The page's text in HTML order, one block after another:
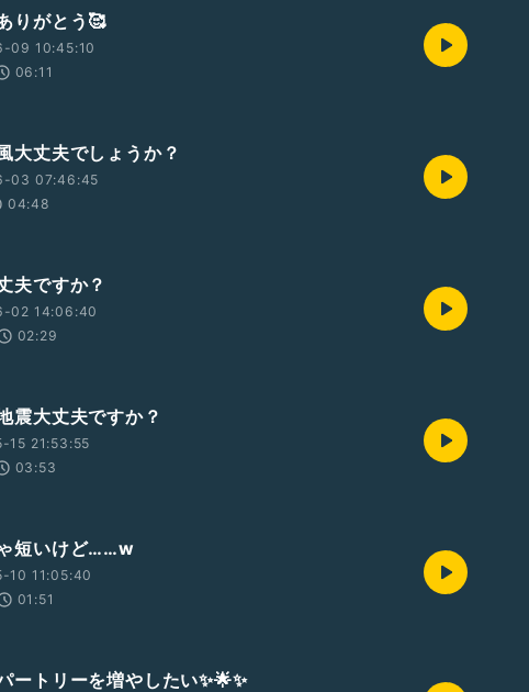
りがとう🥰
09 10:45:10
06:11
大丈夫でしょうか？
03 07:46:45
04:48
夫ですか？
02 14:06:40
02:29
震大丈夫ですか？
15 21:53:55
03:53
短いけど……w
10 11:05:40
01:51
ートリーを増やしたい✨🌟✨